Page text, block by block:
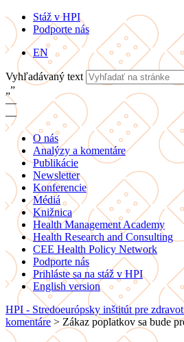
Stáž v HPI
Podporte nás
EN
Vyhľadávaný text
„”
—
—
O nás
Analýzy a komentáre
Publikácie
Newsletter
Konferencie
Médiá
Knižnica
Health Management Academy
Health Research and Consulting
CEE Health Policy Network
Podporte nás
Prihláste sa na stáž v HPI
English version
HPI - Stredoeurópsky inštitút pre
komentáre > Zákaz poplatkov sa bude